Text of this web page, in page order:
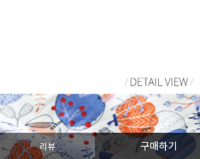
리뷰 구매하기